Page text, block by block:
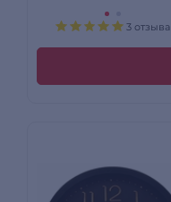
3 отзыва